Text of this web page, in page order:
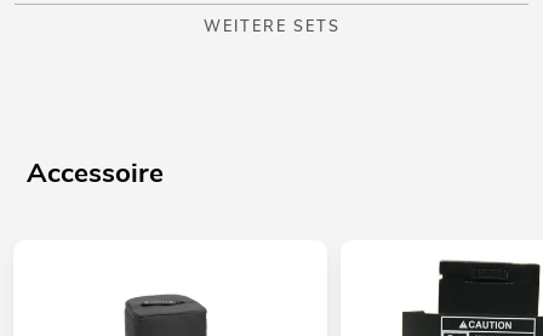
WEITERE SETS
Accessoire